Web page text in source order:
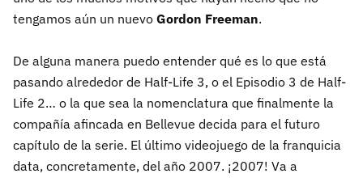
tengamos aún un nuevo Gordon Freeman.
De alguna manera puedo entender qué es lo que está
pasando alrededor de Half-Life 3, o el Episodio 3 de Half-
Life 2… o la que sea la nomenclatura que finalmente la
compañía afincada en Bellevue decida para el futuro
capítulo de la serie. El último videojuego de la franquicia
data, concretamente, del año 2007. ¡2007! Va a